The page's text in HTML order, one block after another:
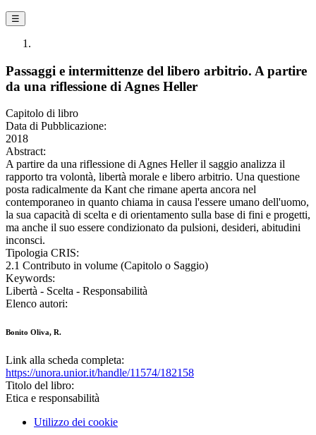
☰
Passaggi e intermittenze del libero arbitrio. A partire
da una riflessione di Agnes Heller
Capitolo di libro
Data di Pubblicazione:
2018
Abstract:
A partire da una riflessione di Agnes Heller il saggio analizza il
rapporto tra volontà, libertà morale e libero arbitrio. Una questione
posta radicalmente da Kant che rimane aperta ancora nel
contemporaneo in quanto chiama in causa l'essere umano dell'uomo,
la sua capacità di scelta e di orientamento sulla base di fini e progetti,
ma anche il suo essere condizionato da pulsioni, desideri, abitudini
inconsci.
Tipologia CRIS:
2.1 Contributo in volume (Capitolo o Saggio)
Keywords:
Libertà - Scelta - Responsabilità
Elenco autori:
Bonito Oliva, R.
Link alla scheda completa:
https://unora.unior.it/handle/11574/182158
Titolo del libro:
Etica e responsabilità
Utilizzo dei cookie